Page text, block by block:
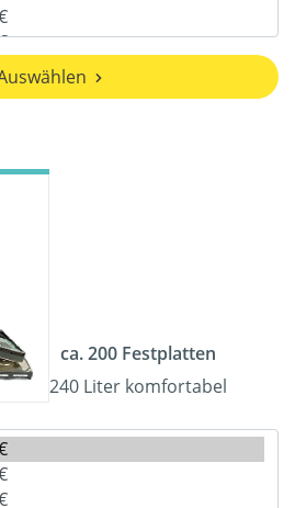
ca. 200 Festplatten
240 Liter komfortabel